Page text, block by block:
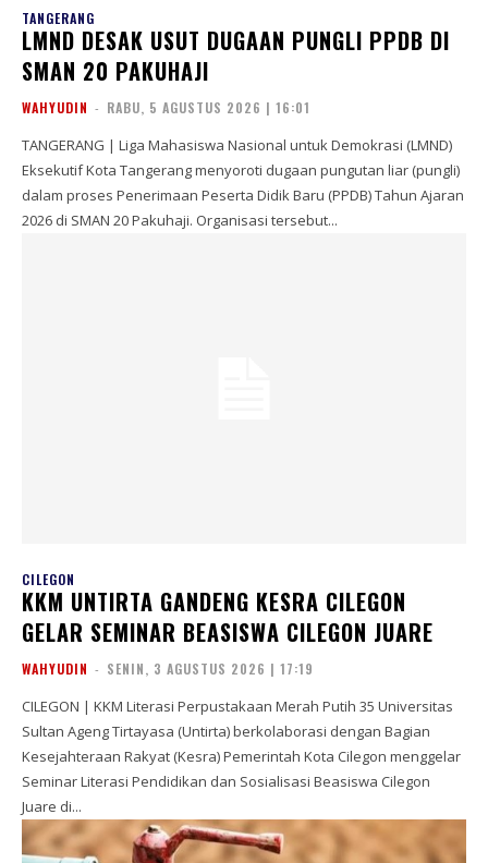
TANGERANG
LMND DESAK USUT DUGAAN PUNGLI PPDB DI
SMAN 20 PAKUHAJI
WAHYUDIN - RABU, 5 AGUSTUS 2026 | 16:01
TANGERANG | Liga Mahasiswa Nasional untuk Demokrasi (LMND)
Eksekutif Kota Tangerang menyoroti dugaan pungutan liar (pungli)
dalam proses Penerimaan Peserta Didik Baru (PPDB) Tahun Ajaran
2026 di SMAN 20 Pakuhaji. Organisasi tersebut...
CILEGON
KKM UNTIRTA GANDENG KESRA CILEGON
GELAR SEMINAR BEASISWA CILEGON JUARE
WAHYUDIN - SENIN, 3 AGUSTUS 2026 | 17:19
CILEGON | KKM Literasi Perpustakaan Merah Putih 35 Universitas
Sultan Ageng Tirtayasa (Untirta) berkolaborasi dengan Bagian
Kesejahteraan Rakyat (Kesra) Pemerintah Kota Cilegon menggelar
Seminar Literasi Pendidikan dan Sosialisasi Beasiswa Cilegon
Juare di...